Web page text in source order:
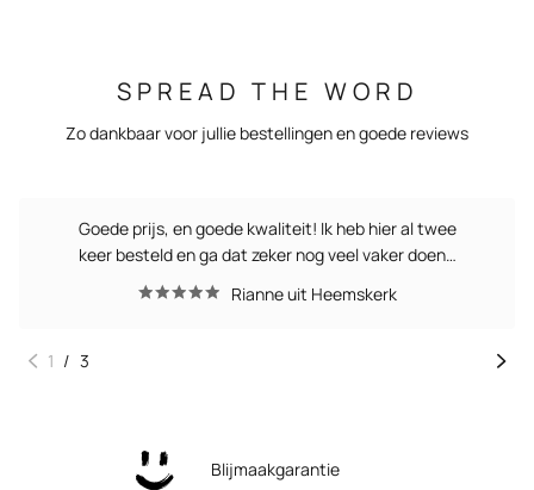
SPREAD THE WORD
Zo dankbaar voor jullie bestellingen en goede reviews
Goede prijs, en goede kwaliteit! Ik heb hier al twee
keer besteld en ga dat zeker nog veel vaker doen…
Rianne uit Heemskerk
1 / 3
Blijmaakgarantie